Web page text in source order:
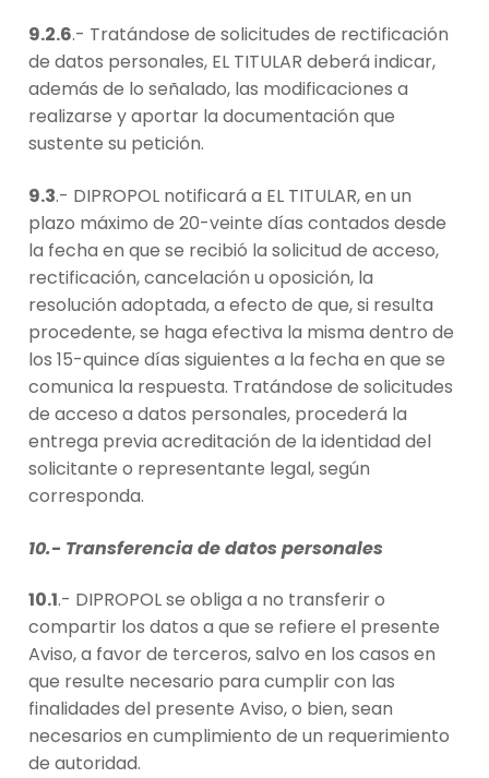
9.2.6.- Tratándose de solicitudes de rectificación
de datos personales, EL TITULAR deberá indicar,
además de lo señalado, las modificaciones a
realizarse y aportar la documentación que
sustente su petición.
9.3.- DIPROPOL notificará a EL TITULAR, en un
plazo máximo de 20-veinte días contados desde
la fecha en que se recibió la solicitud de acceso,
rectificación, cancelación u oposición, la
resolución adoptada, a efecto de que, si resulta
procedente, se haga efectiva la misma dentro de
los 15-quince días siguientes a la fecha en que se
comunica la respuesta. Tratándose de solicitudes
de acceso a datos personales, procederá la
entrega previa acreditación de la identidad del
solicitante o representante legal, según
corresponda.
10.- Transferencia de datos personales
10.1.- DIPROPOL se obliga a no transferir o
compartir los datos a que se refiere el presente
Aviso, a favor de terceros, salvo en los casos en
que resulte necesario para cumplir con las
finalidades del presente Aviso, o bien, sean
necesarios en cumplimiento de un requerimiento
de autoridad.